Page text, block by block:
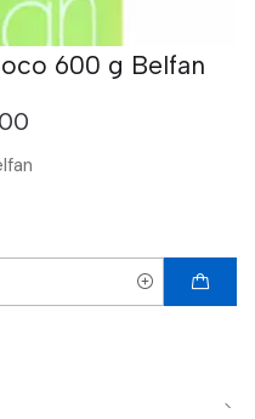
600 g Belfan